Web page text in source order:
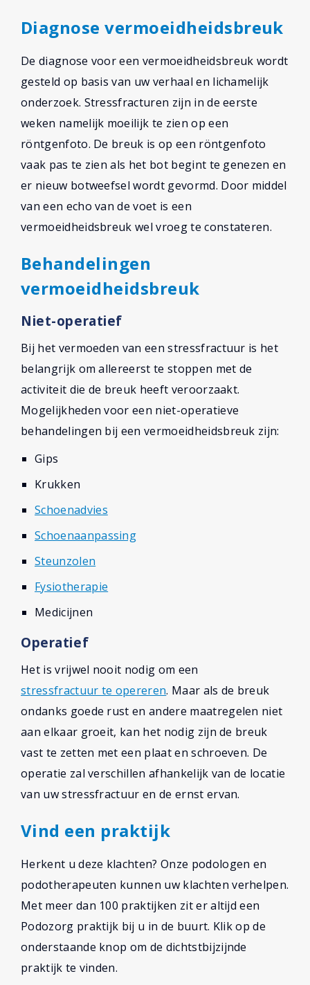
Diagnose vermoeidheidsbreuk
De diagnose voor een vermoeidheidsbreuk wordt
gesteld op basis van uw verhaal en lichamelijk
onderzoek. Stressfracturen zijn in de eerste
weken namelijk moeilijk te zien op een
röntgenfoto. De breuk is op een röntgenfoto
vaak pas te zien als het bot begint te genezen en
er nieuw botweefsel wordt gevormd. Door middel
van een echo van de voet is een
vermoeidheidsbreuk wel vroeg te constateren.
Behandelingen
vermoeidheidsbreuk
Niet-operatief
Bij het vermoeden van een stressfractuur is het
belangrijk om allereerst te stoppen met de
activiteit die de breuk heeft veroorzaakt.
Mogelijkheden voor een niet-operatieve
behandelingen bij een vermoeidheidsbreuk zijn:
Gips
Krukken
Schoenadvies
Schoenaanpassing
Steunzolen
Fysiotherapie
Medicijnen
Operatief
Het is vrijwel nooit nodig om een
stressfractuur te opereren. Maar als de breuk
ondanks goede rust en andere maatregelen niet
aan elkaar groeit, kan het nodig zijn de breuk
vast te zetten met een plaat en schroeven. De
operatie zal verschillen afhankelijk van de locatie
van uw stressfractuur en de ernst ervan.
Vind een praktijk
Herkent u deze klachten? Onze podologen en
podotherapeuten kunnen uw klachten verhelpen.
Met meer dan 100 praktijken zit er altijd een
Podozorg praktijk bij u in de buurt. Klik op de
onderstaande knop om de dichtstbijzijnde
praktijk te vinden.